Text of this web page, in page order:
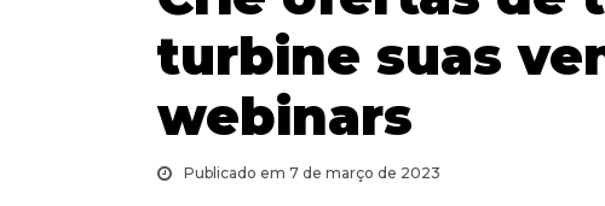
turbine suas
webinars
Publicado em 7 de março de 2023